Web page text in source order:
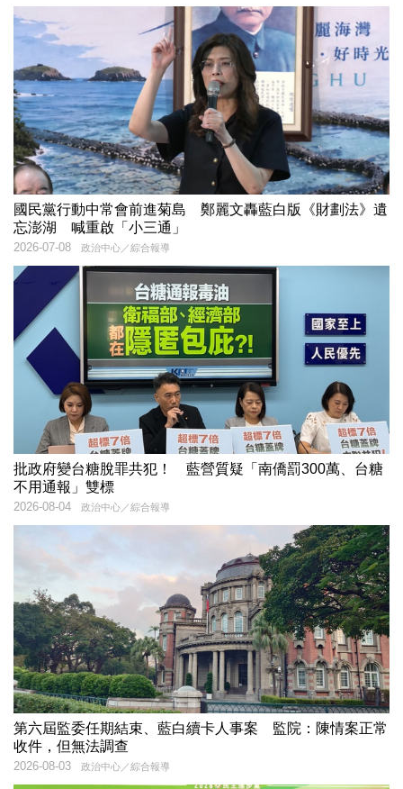
國民黨行動中常會前進菊島 鄭麗文轟藍白版《財劃法》遺
忘澎湖 喊重啟「小三通」
政治中心／綜合報導
2026-07-08
批政府變台糖脫罪共犯！ 藍營質疑「南僑罰300萬、台糖
不用通報」雙標
政治中心／綜合報導
2026-08-04
第六屆監委任期結束、藍白續卡人事案 監院：陳情案正常
收件，但無法調查
政治中心／綜合報導
2026-08-03